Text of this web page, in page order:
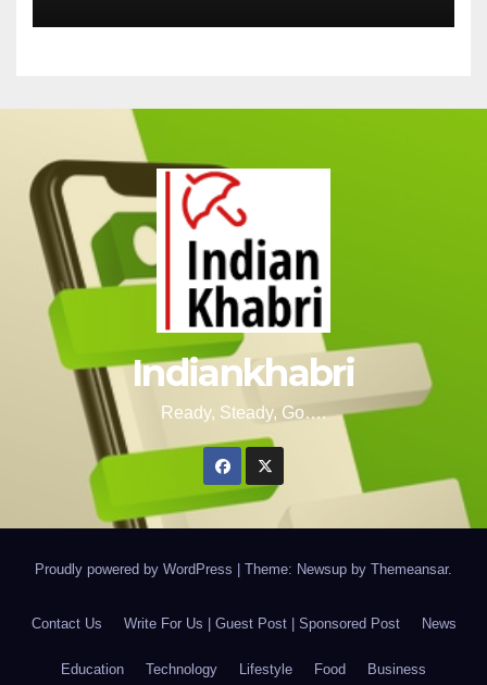
Indiankhabri
Ready, Steady, Go….
Proudly powered by WordPress Theme: Newsup by Themeansar.
Contact Us Write For Us | Guest Post | Sponsored Post News
Education Technology Lifestyle Food Business